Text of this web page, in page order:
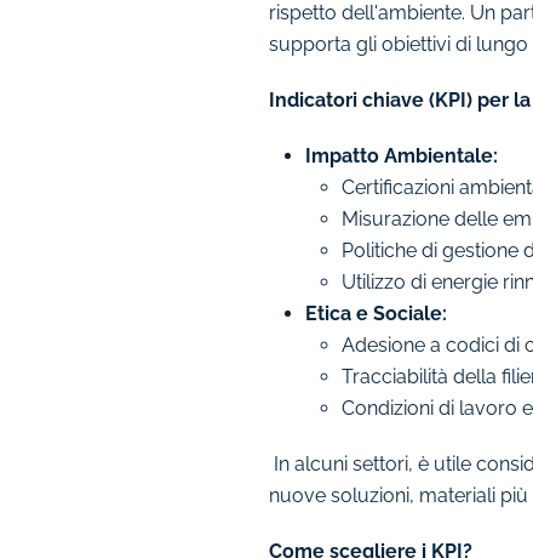
rispetto dell'ambiente. Un
supporta gli obiettivi di lungo
Indicatori chiave (KPI) per
Impatto Ambientale:
Certificazioni
Misurazione delle
Politiche di gestione
Utilizzo di energie
Etica e Sociale:
Adesione a codici di
Tracciabilità della
Condizioni di lavoro
In alcuni settori, è utile
nuove soluzioni, materiali
Come scegliere i KPI?